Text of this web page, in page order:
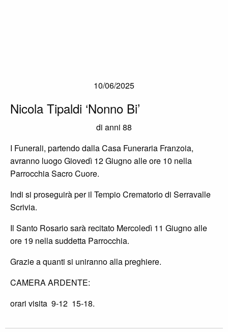
10/06/2025
Nicola Tipaldi ‘Nonno Bi’
di anni 88
I Funerali, partendo dalla Casa Funeraria Franzoia,
avranno luogo Giovedì 12 Giugno alle ore 10 nella
Parrocchia Sacro Cuore.
Indi si proseguirà per il Tempio Crematorio di Serravalle
Scrivia.
Il Santo Rosario sarà recitato Mercoledì 11 Giugno alle
ore 19 nella suddetta Parrocchia.
Grazie a quanti si uniranno alla preghiere.
CAMERA ARDENTE:
orari visita 9-12 15-18.